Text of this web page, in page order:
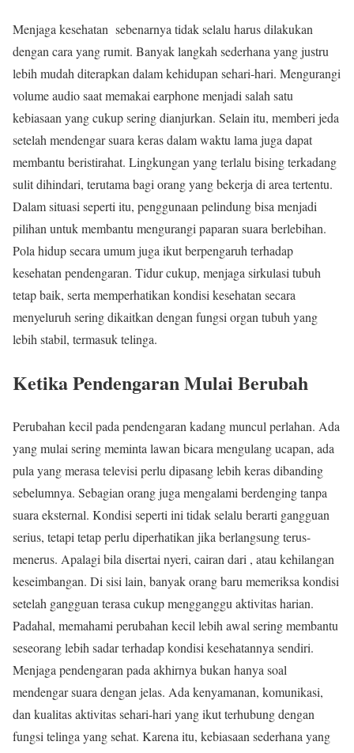
Menjaga kesehatan sebenarnya tidak selalu harus dilakukan
dengan cara yang rumit. Banyak langkah sederhana yang justru
lebih mudah diterapkan dalam kehidupan sehari-hari. Mengurangi
volume audio saat memakai earphone menjadi salah satu
kebiasaan yang cukup sering dianjurkan. Selain itu, memberi jeda
setelah mendengar suara keras dalam waktu lama juga dapat
membantu beristirahat. Lingkungan yang terlalu bising terkadang
sulit dihindari, terutama bagi orang yang bekerja di area tertentu.
Dalam situasi seperti itu, penggunaan pelindung bisa menjadi
pilihan untuk membantu mengurangi paparan suara berlebihan.
Pola hidup secara umum juga ikut berpengaruh terhadap
kesehatan pendengaran. Tidur cukup, menjaga sirkulasi tubuh
tetap baik, serta memperhatikan kondisi kesehatan secara
menyeluruh sering dikaitkan dengan fungsi organ tubuh yang
lebih stabil, termasuk telinga.
Ketika Pendengaran Mulai Berubah
Perubahan kecil pada pendengaran kadang muncul perlahan. Ada
yang mulai sering meminta lawan bicara mengulang ucapan, ada
pula yang merasa televisi perlu dipasang lebih keras dibanding
sebelumnya. Sebagian orang juga mengalami berdenging tanpa
suara eksternal. Kondisi seperti ini tidak selalu berarti gangguan
serius, tetapi tetap perlu diperhatikan jika berlangsung terus-
menerus. Apalagi bila disertai nyeri, cairan dari , atau kehilangan
keseimbangan. Di sisi lain, banyak orang baru memeriksa kondisi
setelah gangguan terasa cukup mengganggu aktivitas harian.
Padahal, memahami perubahan kecil lebih awal sering membantu
seseorang lebih sadar terhadap kondisi kesehatannya sendiri.
Menjaga pendengaran pada akhirnya bukan hanya soal
mendengar suara dengan jelas. Ada kenyamanan, komunikasi,
dan kualitas aktivitas sehari-hari yang ikut terhubung dengan
fungsi telinga yang sehat. Karena itu, kebiasaan sederhana yang